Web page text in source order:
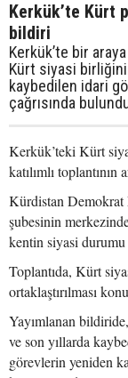
Kerkük’te Kürt
bildiri
Kerkük’te bir
Kürt siyasi
kaybedilen idari
çağrısında
Kerkük’teki Kürt
katılımlı
Kürdistan Demokrat
şubesinin
kentin siyasi
Toplantıda, Kürt
ortaklaştırılması
Yayımlanan
ve son yıllarda
görevlerin yeniden